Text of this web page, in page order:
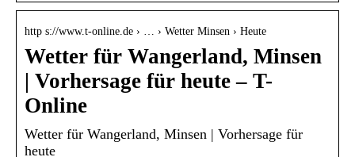
http s://www.t-online.de › … › Wetter Minsen › Heute
Wetter für Wangerland, Minsen
| Vorhersage für heute – T-
Online
Wetter für Wangerland, Minsen | Vorhersage für
heute